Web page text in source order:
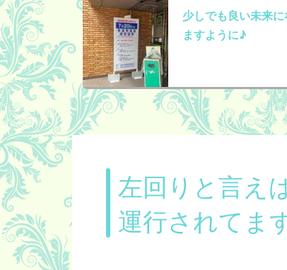
少しでも良い未来に
ますように♪
左回りと言え
運行されてま